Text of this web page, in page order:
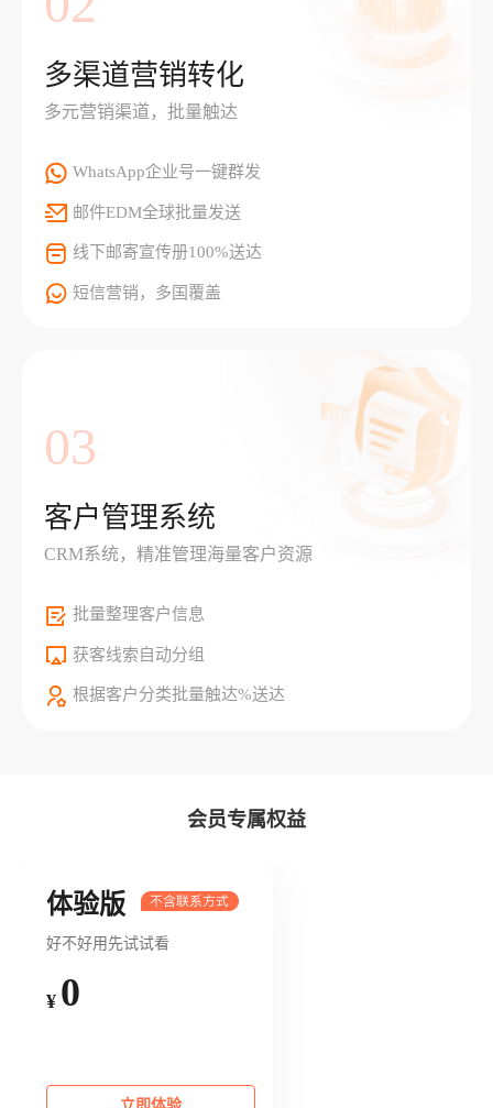
多渠道营销转化
多元营销渠道，批量触达
WhatsApp企业号一键群发
邮件EDM全球批量发送
线下邮寄宣传册100%送达
短信营销，多国覆盖
03
客户管理系统
CRM系统，精准管理海量客户资源
批量整理客户信息
获客线索自动分组
根据客户分类批量触达%送达
会员专属权益
体验版
好不好用先试试看
¥ 0